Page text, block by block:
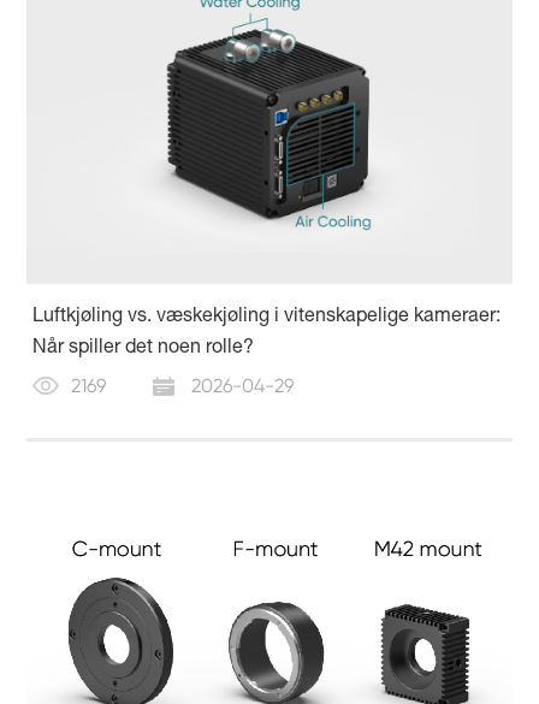
Luftkjøling vs. væskekjøling i vitenskapelige kameraer:
Når spiller det noen rolle?
2169 2026-04-29